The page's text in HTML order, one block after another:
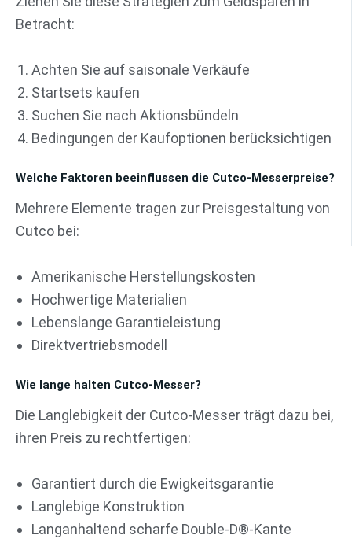
Betracht:
Achten Sie auf saisonale Verkäufe
Startsets kaufen
Suchen Sie nach Aktionsbündeln
Bedingungen der Kaufoptionen berücksichtigen
Welche Faktoren beeinflussen die Cutco-Messerpreise?
Mehrere Elemente tragen zur Preisgestaltung von
Cutco bei:
Amerikanische Herstellungskosten
Hochwertige Materialien
Lebenslange Garantieleistung
Direktvertriebsmodell
Wie lange halten Cutco-Messer?
Die Langlebigkeit der Cutco-Messer trägt dazu bei,
ihren Preis zu rechtfertigen:
Garantiert durch die Ewigkeitsgarantie
Langlebige Konstruktion
Langanhaltend scharfe Double-D®-Kante